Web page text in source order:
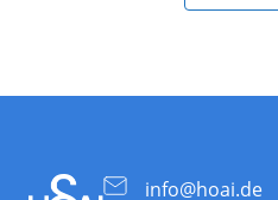
info@hoai.de